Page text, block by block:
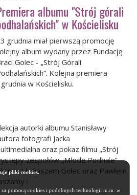
albumu "Strój górali
w Kościelisku
grudnia miał pierwszą promocję
album wydany przez Fundację
Golec - „Strój Górali
Kolejna premiera
w Kościelisku.
autorki albumu Stanisławy
fotografi Jacka
oraz pokaz filmu „Strój
zespołów „Młode Podhale”
z Łukaszem Golec oraz Pawłem
!
pliki cookies.
pomocą cookies i podobnych technologii m.in. w